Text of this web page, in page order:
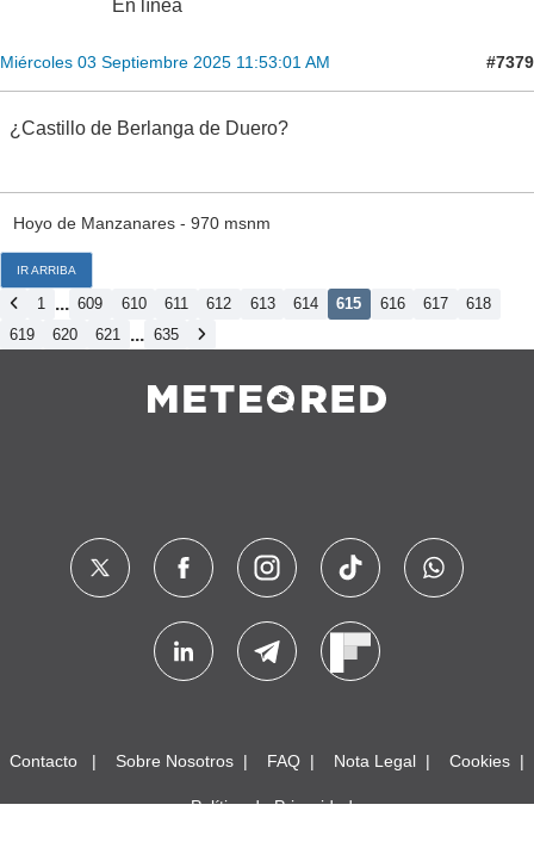
En línea
Miércoles 03 Septiembre 2025 11:53:01 AM #7379
¿Castillo de Berlanga de Duero?
Hoyo de Manzanares - 970 msnm
IR ARRIBA
1 ... 609 610 611 612 613 614 615 616 617
618
619
620 621 ... 635
Contacto Sobre Nosotros FAQ Nota Legal Cookies
Política de Privacidad